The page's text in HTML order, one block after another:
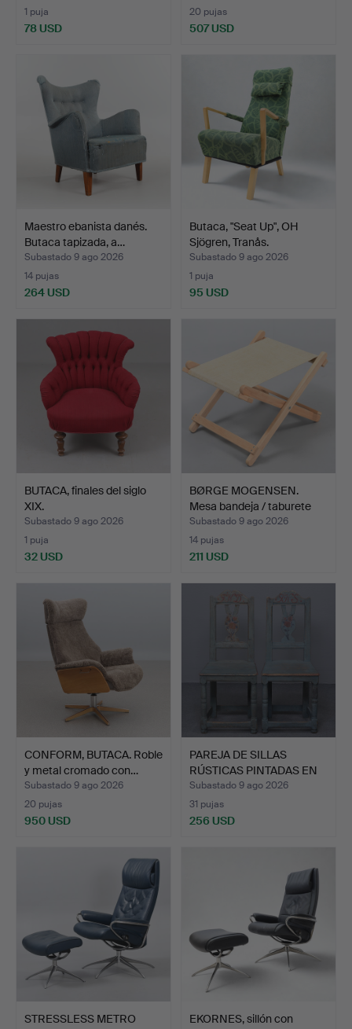
1 puja
78 USD
20 pujas
507 USD
Maestro ebanista danés.
Butaca tapizada, a…
Subastado 9 ago 2026
14 pujas
264 USD
Butaca, "Seat Up", OH
Sjögren, Tranås.
Subastado 9 ago 2026
1 puja
95 USD
BUTACA, finales del siglo
XIX.
Subastado 9 ago 2026
1 puja
32 USD
BØRGE MOGENSEN.
Mesa bandeja / taburete
Fa…
Subastado 9 ago 2026
14 pujas
211 USD
CONFORM, BUTACA. Roble
y metal cromado con…
Subastado 9 ago 2026
20 pujas
950 USD
PAREJA DE SILLAS
RÚSTICAS PINTADAS EN
AZUL…
Subastado 9 ago 2026
31 pujas
256 USD
STRESSLESS METRO
EKORNES, sillón con